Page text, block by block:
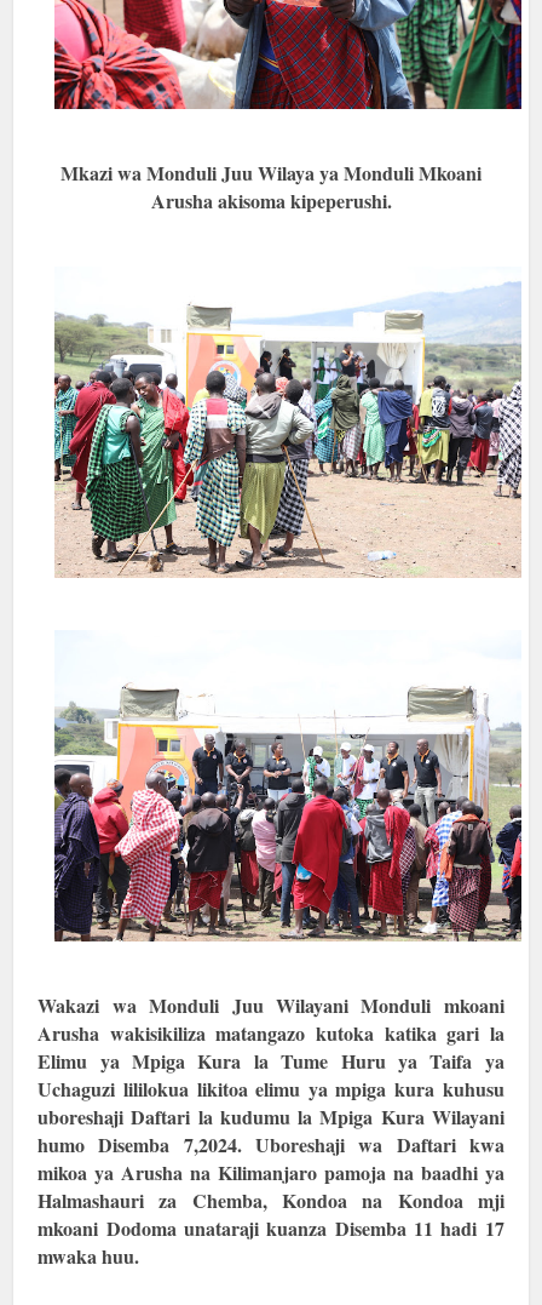
Mkazi wa Monduli Juu Wilaya ya Monduli Mkoani
Arusha akisoma kipeperushi.
Wakazi wa Monduli Juu Wilayani Monduli mkoani
Arusha wakisikiliza matangazo kutoka katika gari la
Elimu ya Mpiga Kura la Tume Huru ya Taifa ya
Uchaguzi lililokua likitoa elimu ya mpiga kura kuhusu
uboreshaji Daftari la kudumu la Mpiga Kura Wilayani
humo Disemba 7,2024. Uboreshaji wa Daftari kwa
mikoa ya Arusha na Kilimanjaro pamoja na baadhi ya
Halmashauri za Chemba, Kondoa na Kondoa mji
mkoani Dodoma unataraji kuanza Disemba 11 hadi 17
mwaka huu.